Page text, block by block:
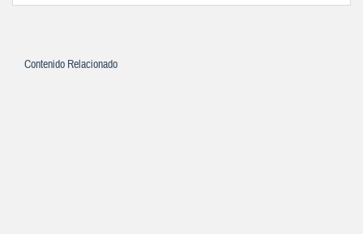
Contenido Relacionado